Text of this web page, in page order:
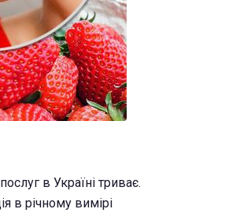
в Україні триває.
в річному вимірі